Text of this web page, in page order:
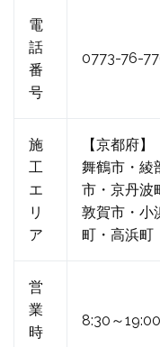
電
話
番
号
0773-76-
施
工
エ
リ
ア
【京都府】
舞鶴市・綾
市・京丹波
敦賀市・小
町・高浜町
営
業
時
8:30～19:00